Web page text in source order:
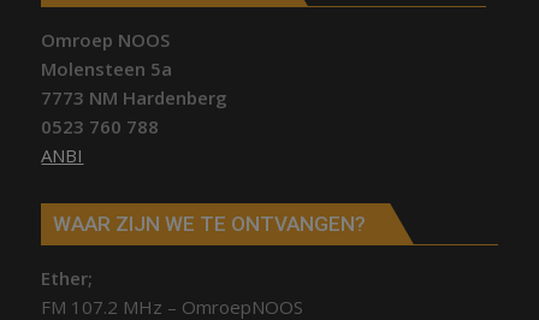
Omroep NOOS
Molensteen 5a
7773 NM Hardenberg
0523 760 788
ANBI
WAAR ZIJN WE TE ONTVANGEN?
Ether;
FM 107.2 MHz – OmroepNOOS